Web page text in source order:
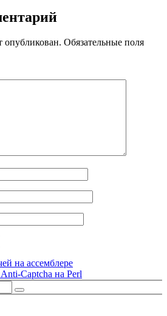
опубликован. Обязательные поля
на ассемблере
Captcha на Perl
Поиск